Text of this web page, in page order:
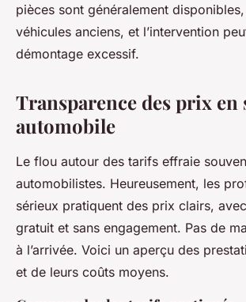
pièces sont généralement
véhicules anciens, et l’intervention
démontage excessif.
Transparence des prix
automobile
Le flou autour des tarifs effraie
automobilistes. Heureusement, les
sérieux pratiquent des prix clairs,
gratuit et sans engagement. Pas de
à l’arrivée. Voici un aperçu des
et de leurs coûts moyens.